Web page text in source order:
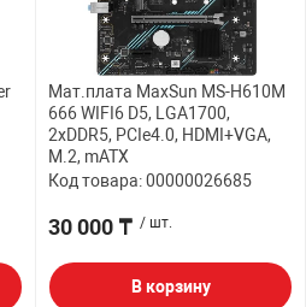
Мат.плата MaxSun MS-H610M
666 WIFI6 D5, LGA1700,
2xDDR5, PCIe4.0, HDMI+VGA,
M.2, mATX
Код товара: 00000026685
30 000 ₸ / шт.
В корзину